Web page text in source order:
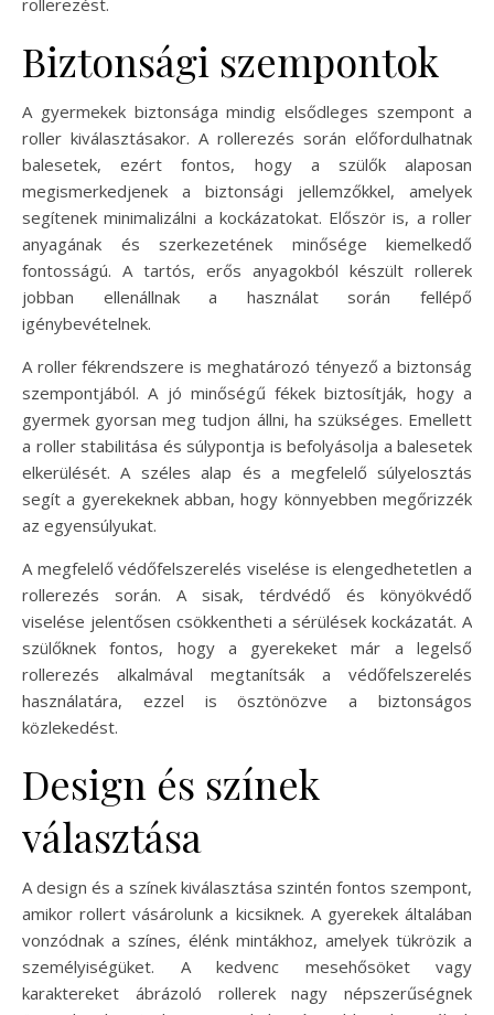
Biztonsági szempontok
A gyermekek biztonsága mindig elsődleges szempont a
roller kiválasztásakor. A rollerezés során előfordulhatnak
balesetek, ezért fontos, hogy a szülők alaposan
megismerkedjenek a biztonsági jellemzőkkel, amelyek
segítenek minimalizálni a kockázatokat. Először is, a roller
anyagának és szerkezetének minősége kiemelkedő
fontosságú. A tartós, erős anyagokból készült rollerek
jobban ellenállnak a használat során fellépő
igénybevételnek.
A roller fékrendszere is meghatározó tényező a biztonság
szempontjából. A jó minőségű fékek biztosítják, hogy a
gyermek gyorsan meg tudjon állni, ha szükséges. Emellett
a roller stabilitása és súlypontja is befolyásolja a balesetek
elkerülését. A széles alap és a megfelelő súlyelosztás
segít a gyerekeknek abban, hogy könnyebben megőrizzék
az egyensúlyukat.
A megfelelő védőfelszerelés viselése is elengedhetetlen a
rollerezés során. A sisak, térdvédő és könyökvédő
viselése jelentősen csökkentheti a sérülések kockázatát. A
szülőknek fontos, hogy a gyerekeket már a legelső
rollerezés alkalmával megtanítsák a védőfelszerelés
használatára, ezzel is ösztönözve a biztonságos
közlekedést.
Design és színek
választása
A design és a színek kiválasztása szintén fontos szempont,
amikor rollert vásárolunk a kicsiknek. A gyerekek általában
vonzódnak a színes, élénk mintákhoz, amelyek tükrözik a
személyiségüket. A kedvenc mesehősöket vagy
karaktereket ábrázoló rollerek nagy népszerűségnek